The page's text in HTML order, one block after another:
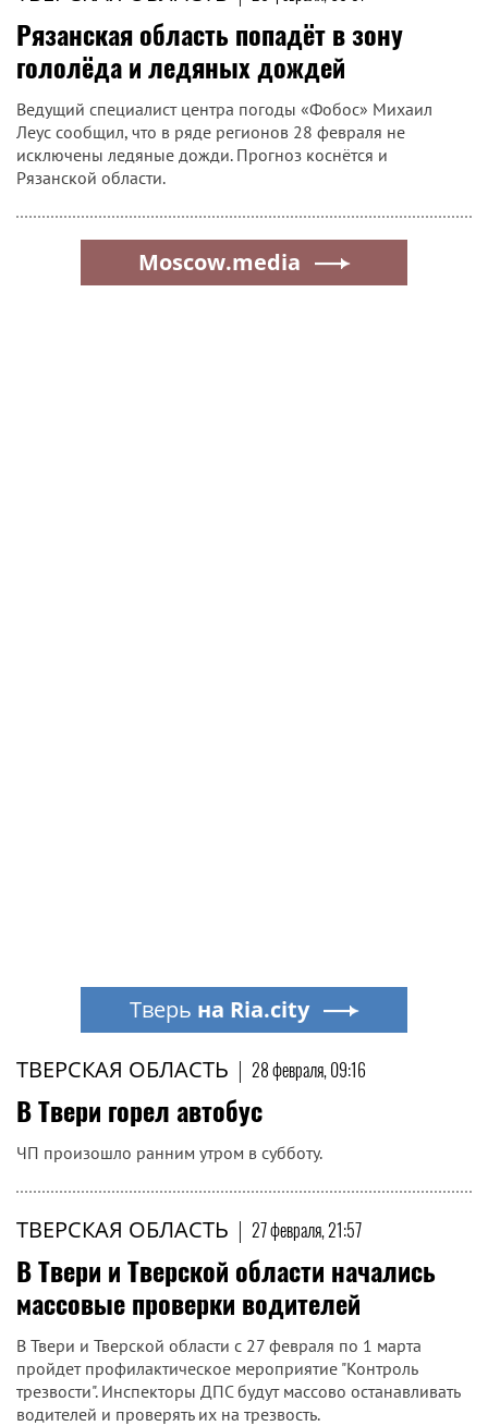
Рязанская область попадёт в зону
гололёда и ледяных дождей
Ведущий специалист центра погоды «Фобос» Михаил
Леус сообщил, что в ряде регионов 28 февраля не
исключены ледяные дожди. Прогноз коснётся и
Рязанской области.
ТВЕРСКАЯ ОБЛАСТЬ | 28 февраля, 09:16
В Твери горел автобус
ЧП произошло ранним утром в субботу.
ТВЕРСКАЯ ОБЛАСТЬ | 27 февраля, 21:57
В Твери и Тверской области начались
массовые проверки водителей
В Твери и Тверской области с 27 февраля по 1 марта
пройдет профилактическое мероприятие "Контроль
трезвости". Инспекторы ДПС будут массово останавливать
водителей и проверять их на трезвость.
Moscow.media
Тверь на Ria.city